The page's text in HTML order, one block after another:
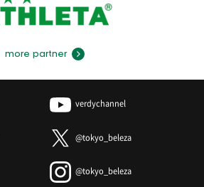
more partner
verdychannel
@tokyo_beleza
@tokyo_beleza